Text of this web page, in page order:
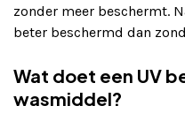
zonder meer beschermt.
beter beschermd dan
Wat doet een UV
wasmiddel?